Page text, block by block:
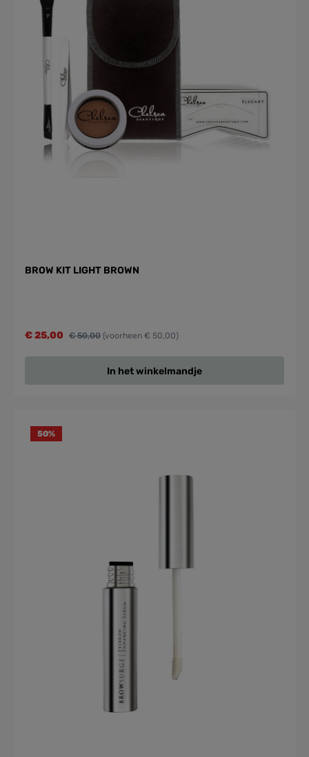
BROW KIT LIGHT BROWN
€ 25,00 € 50,00 (voorheen € 50,00)
In het winkelmandje
50%